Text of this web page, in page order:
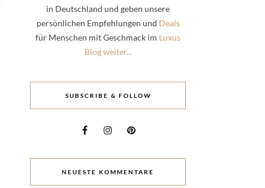
in Deutschland und geben unsere
persönlichen Empfehlungen und Deals
für Menschen mit Geschmack im Luxus
Blog weiter...
SUBSCRIBE & FOLLOW
NEUESTE KOMMENTARE